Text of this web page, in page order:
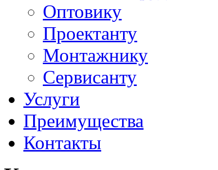
Оптовику
Проектанту
Монтажнику
Сервисанту
Услуги
Преимущества
Контакты